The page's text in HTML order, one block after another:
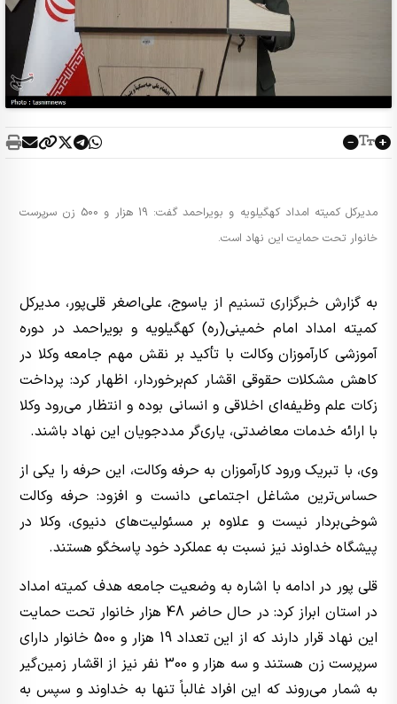
مدیرکل کمیته امداد کهگیلویه و بویراحمد گفت: 19 هزار و 500 زن سرپرست
خانوار تحت حمایت این نهاد است.
به گزارش خبرگزاری تسنیم از یاسوج، علی‌اصغر قلی‌پور، مدیرکل
کمیته امداد امام خمینی(ره) کهگیلویه و بویراحمد در دوره
آموزشی کارآموزان وکالت با تأکید بر نقش مهم جامعه وکلا در
کاهش مشکلات حقوقی اقشار کم‌برخوردار، اظهار کرد: پرداخت
زکات علم وظیفه‌ای اخلاقی و انسانی بوده و انتظار می‌رود وکلا
با ارائه خدمات معاضدتی، یاری‌گر مددجویان این نهاد باشند.
وی، با تبریک ورود کارآموزان به حرفه وکالت، این حرفه را یکی از
حساس‌ترین مشاغل اجتماعی دانست و افزود: حرفه وکالت
شوخی‌بردار نیست و علاوه بر مسئولیت‌های دنیوی، وکلا در
پیشگاه خداوند نیز نسبت به عملکرد خود پاسخگو هستند.
قلی پور در ادامه با اشاره به وضعیت جامعه هدف کمیته امداد
در استان ابراز کرد: در حال حاضر 48 هزار خانوار تحت حمایت
این نهاد قرار دارند که از این تعداد 19 هزار و 500 خانوار دارای
سرپرست زن هستند و سه هزار و 300 نفر نیز از اقشار زمین‌گیر
به شمار می‌روند که این افراد غالباً تنها به خداوند و سپس به